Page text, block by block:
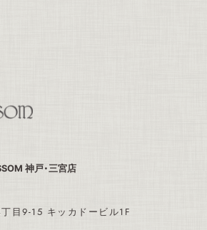
神戸・三宮店
目9-15 キッカドービル1F